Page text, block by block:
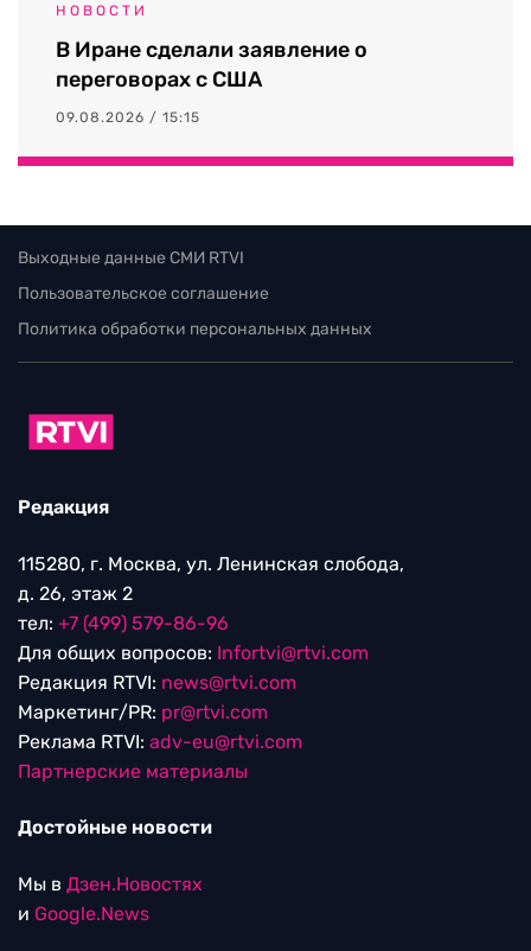
НОВОСТИ
В Иране сделали заявление о
переговорах с США
09.08.2026 / 15:15
Выходные данные СМИ RTVI
Пользовательское соглашение
Политика обработки персональных данных
Редакция
115280, г. Москва, ул. Ленинская слобода,
д. 26, этаж 2
тел: +7 (499) 579-86-96
Для общих вопросов: Infortvi@rtvi.com
Редакция RTVI: news@rtvi.com
Маркетинг/PR: pr@rtvi.com
Реклама RTVI: adv-eu@rtvi.com
Партнерские материалы
Достойные новости
Мы в Дзен.Новостях
и Google.News